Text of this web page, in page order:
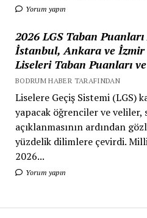
Yorum yapın
2026 LGS Taban Puanları
İstanbul, Ankara ve İzmir
Liseleri Taban Puanları
BODRUM HABER TARAFINDAN
Liselere Geçiş Sistemi (LGS)
yapacak öğrenciler ve veliler,
açıklanmasının ardından
yüzdelik dilimlere çevirdi. Milli
2026...
Yorum yapın